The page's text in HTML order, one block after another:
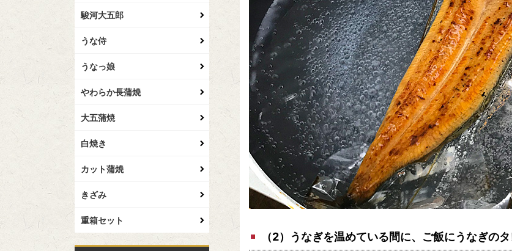
駿河大五郎
うな侍
うなっ娘
やわらか長蒲焼
大五蒲焼
白焼き
カット蒲焼
きざみ
重箱セット
（2）うなぎを温めている間に、ご飯にうなぎの